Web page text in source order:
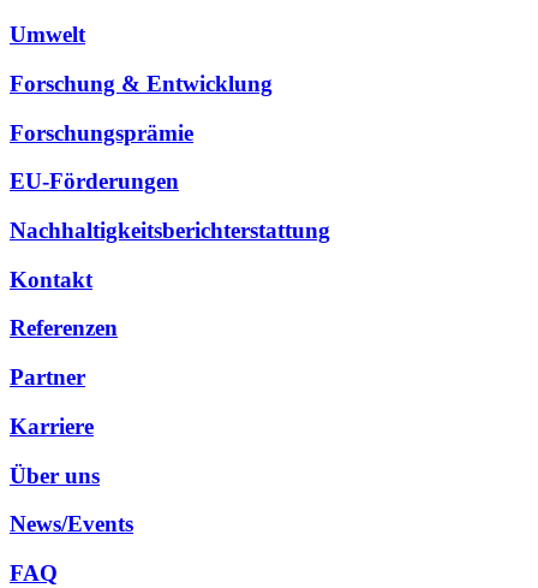
Umwelt
Forschung & Entwicklung
Forschungsprämie
EU-Förderungen
Nachhaltigkeitsberichterstattung
Kontakt
Referenzen
Partner
Karriere
Über uns
News/Events
FAQ